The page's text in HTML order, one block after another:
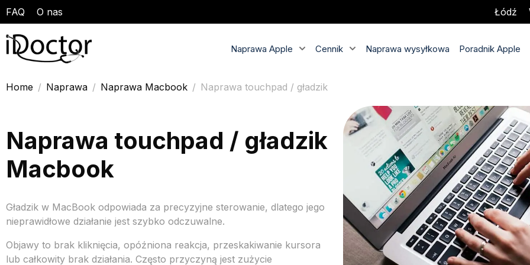
FAQ O nas Łódź
Naprawa Apple Cennik Naprawa wysyłkowa Poradnik Apple
Home Naprawa Naprawa Macbook Naprawa touchpad / gładzik
Naprawa touchpad / gładzik
Macbook
Gładzik w MacBook odpowiada za precyzyjne sterowanie, dlatego jego
nieprawidłowe działanie jest szybko odczuwalne.
Objawy to brak kliknięcia, opóźniona reakcja, przeskakiwanie kursora
lub całkowity brak działania. Często przyczyną jest zużycie